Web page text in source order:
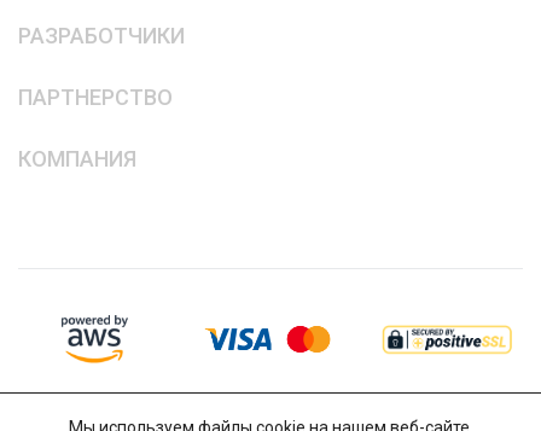
РАЗРАБОТЧИКИ
ПАРТНЕРСТВО
КОМПАНИЯ